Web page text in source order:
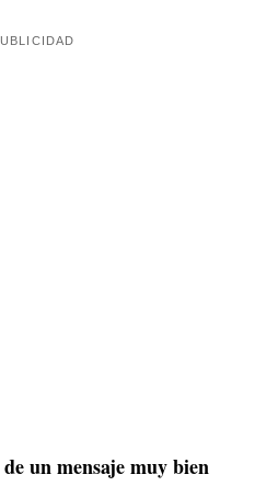
de un mensaje muy bien